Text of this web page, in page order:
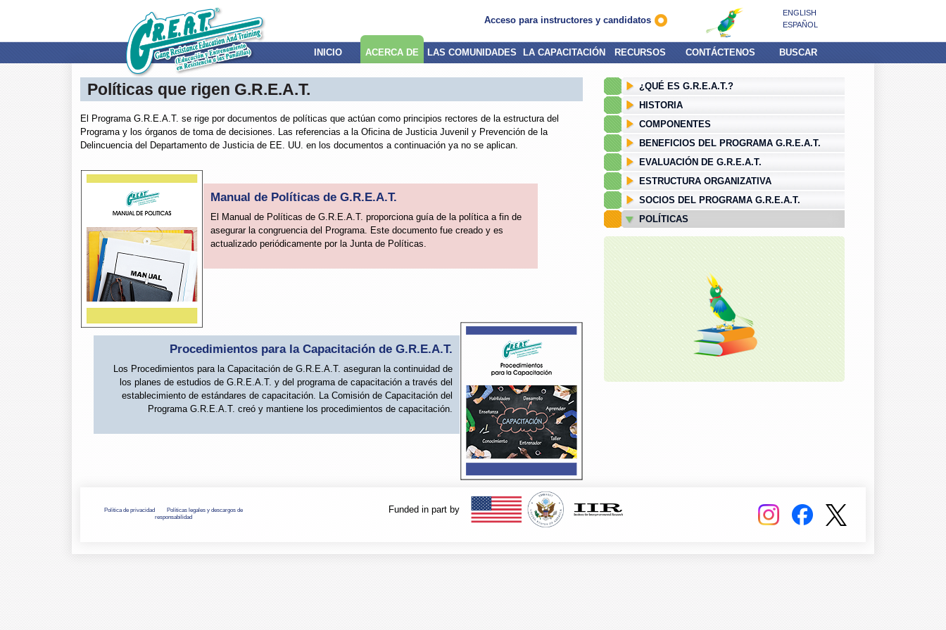
ENGLISH
ESPAÑOL
Acceso para instructores y candidatos
INICIO ACERCA DE LAS COMUNIDADES LA CAPACITACIÓN RECURSOS CONTÁCTENOS BUSCAR
Políticas que rigen G.R.E.A.T.
El Programa G.R.E.A.T. se rige por documentos de políticas que actúan como principios rectores de la estructura del
Programa y los órganos de toma de decisiones. Las referencias a la Oficina de Justicia Juvenil y Prevención de la
Delincuencia del Departamento de Justicia de EE. UU. en los documentos a continuación ya no se aplican.
Manual de Políticas de G.R.E.A.T.
El Manual de Políticas de G.R.E.A.T. proporciona guía de la política a fin de
asegurar la congruencia del Programa. Este documento fue creado y es
actualizado periódicamente por la Junta de Políticas.
Procedimientos para la Capacitación de G.R.E.A.T.
Los Procedimientos para la Capacitación de G.R.E.A.T. aseguran la continuidad de
los planes de estudios de G.R.E.A.T. y del programa de capacitación a través del
establecimiento de estándares de capacitación. La Comisión de Capacitación del
Programa G.R.E.A.T. creó y mantiene los procedimientos de capacitación.
¿QUÉ ES G.R.E.A.T.?
HISTORIA
COMPONENTES
BENEFICIOS DEL PROGRAMA G.R.E.A.T.
EVALUACIÓN DE G.R.E.A.T.
ESTRUCTURA ORGANIZATIVA
SOCIOS DEL PROGRAMA G.R.E.A.T.
POLÍTICAS
Política de privacidad
Políticas legales y descargos de
responsabilidad
Funded in part by